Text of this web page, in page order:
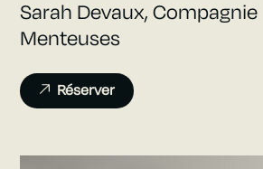
Sarah Devaux, Compagnie
Menteuses
Réserver